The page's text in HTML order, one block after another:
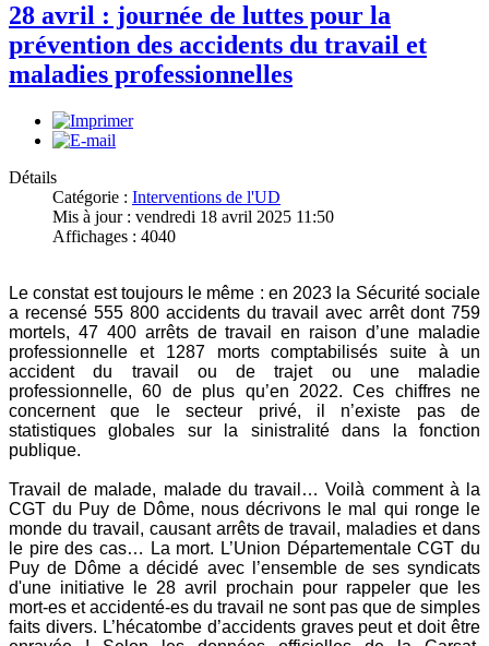
28 avril : journée de luttes pour la
prévention des accidents du travail et
maladies professionnelles
Détails
Catégorie : Interventions de l'UD
Mis à jour : vendredi 18 avril 2025 11:50
Affichages : 4040
Le constat est toujours le même : en 2023 la Sécurité sociale
a recensé 555 800 accidents du travail avec arrêt dont 759
mortels, 47 400 arrêts de travail en raison d’une maladie
professionnelle et 1287 morts comptabilisés suite à un
accident du travail ou de trajet ou une maladie
professionnelle, 60 de plus qu’en 2022. Ces chiffres ne
concernent que le secteur privé, il n’existe pas de
statistiques globales sur la sinistralité dans la fonction
publique.
Travail de malade, malade du travail… Voilà comment à la
CGT du Puy de Dôme, nous décrivons le mal qui ronge le
monde du travail, causant arrêts de travail, maladies et dans
le pire des cas… La mort. L’Union Départementale CGT du
Puy de Dôme a décidé avec l’ensemble de ses syndicats
d'une initiative le 28 avril prochain pour rappeler que les
mort-es et accidenté-es du travail ne sont pas que de simples
faits divers. L’hécatombe d’accidents graves peut et doit être